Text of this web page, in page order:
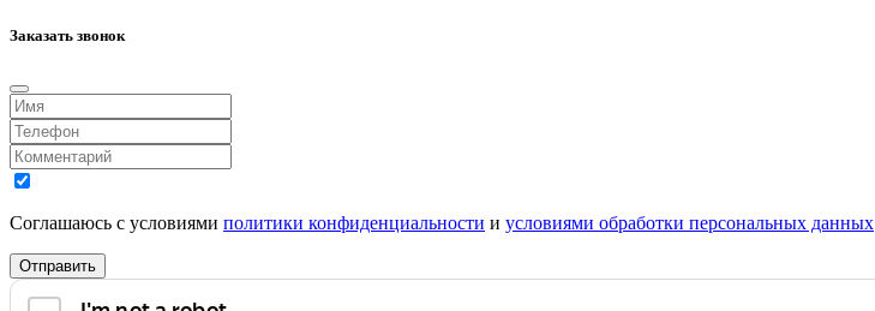
Заказать звонок
Соглашаюсь с условиями политики конфиденциальности и условиями обработки персональных данных
Отправить